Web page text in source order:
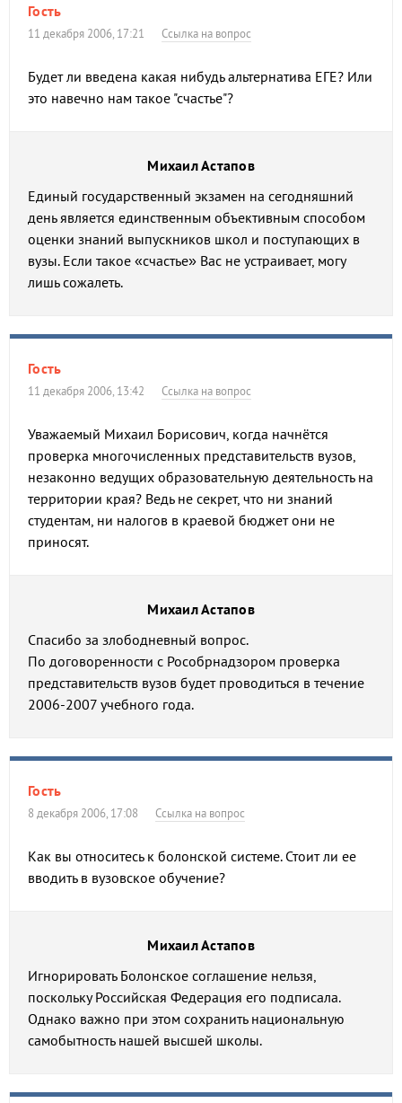
Гость
11 декабря 2006, 17:21 Ссылка на вопрос
Будет ли введена какая нибудь альтернатива ЕГЕ? Или
это навечно нам такое "счастье"?
Михаил Астапов
Единый государственный экзамен на сегодняшний
день является единственным объективным способом
оценки знаний выпускников школ и поступающих в
вузы. Если такое «счастье» Вас не устраивает, могу
лишь сожалеть.
Гость
11 декабря 2006, 13:42 Ссылка на вопрос
Уважаемый Михаил Борисович, когда начнётся
проверка многочисленных представительств вузов,
незаконно ведущих образовательную деятельность на
территории края? Ведь не секрет, что ни знаний
студентам, ни налогов в краевой бюджет они не
приносят.
Михаил Астапов
Спасибо за злободневный вопрос.
По договоренности с Рособрнадзором проверка
представительств вузов будет проводиться в течение
2006-2007 учебного года.
Гость
8 декабря 2006, 17:08 Ссылка на вопрос
Как вы относитесь к болонской системе. Стоит ли ее
вводить в вузовское обучение?
Михаил Астапов
Игнорировать Болонское соглашение нельзя,
поскольку Российская Федерация его подписала.
Однако важно при этом сохранить национальную
самобытность нашей высшей школы.